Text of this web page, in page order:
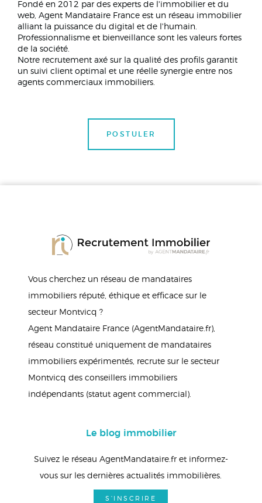
Fondé en 2012 par des experts de l'immobilier et du
web, Agent Mandataire France est un réseau immobilier
alliant la puissance du digital et de l'humain.
Professionnalisme et bienveillance sont les valeurs fortes
de la société.
Notre recrutement axé sur la qualité des profils garantit
un suivi client optimal et une réelle synergie entre nos
agents commerciaux immobiliers.
POSTULER
Vous cherchez un réseau de mandataires
immobiliers réputé, éthique et efficace sur le
secteur Montvicq ?
Agent Mandataire France (AgentMandataire.fr),
réseau constitué uniquement de mandataires
immobiliers expérimentés, recrute sur le secteur
Montvicq des conseillers immobiliers
indépendants (statut agent commercial).
Le blog immobilier
Suivez le réseau AgentMandataire.fr et informez-
vous sur les dernières actualités immobilières.
S'INSCRIRE